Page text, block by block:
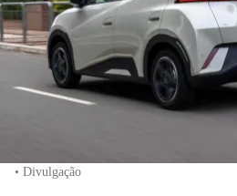
• Divulgação